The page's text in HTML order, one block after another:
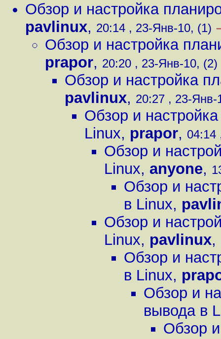
Обзор и настройка
pavlinux, 20:14 , 23-Янв-10, (1)
Обзор и настройка
prapor, 20:20 , 23-Янв-10, (2)
Обзор и настройка
pavlinux, 20:27 , 23-Янв-
Обзор и
Linux, prapor, 04:14
Обзор и
Linux, anyone,
Обзор и
в Linux,
Обзор и
Linux, pavlinux,
Обзор и
в Linux,
Обзор и
вывода в
Обзор